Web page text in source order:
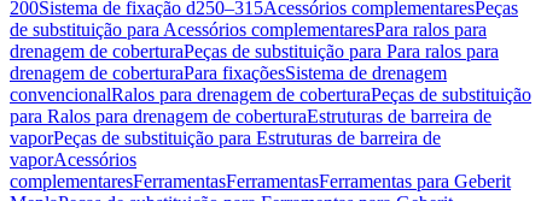
200Sistema de fixação d250–315Acessórios complementaresPeças
de substituição para Acessórios complementaresPara ralos para
drenagem de coberturaPeças de substituição para Para ralos para
drenagem de coberturaPara fixaçõesSistema de drenagem
convencionalRalos para drenagem de coberturaPeças de substituição
para Ralos para drenagem de coberturaEstruturas de barreira de
vaporPeças de substituição para Estruturas de barreira de
vaporAcessórios
complementaresFerramentasFerramentasFerramentas para Geberit